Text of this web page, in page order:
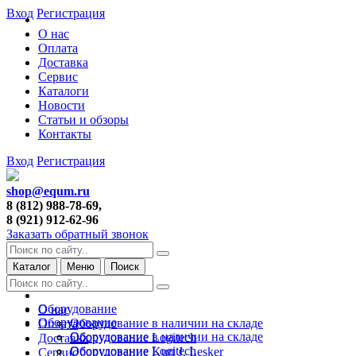
О нас
Оплата
Доставка
Сервис
Каталоги
Новости
Статьи и обзоры
Контакты
Вход Регистрация
Вход Регистрация
shop@equm.ru
8 (812) 988-78-69,
8 (921) 912-62-96
Заказать обратный звонок
Каталог Меню Поиск
О нас
Оплата
Доставка
Сервис
Оборудование
Оборудование в наличии на складе
Оборудование Logitech
Оборудование Kurt J. Lesker
Оборудование
Оборудование в наличии на складе
Оборудование Logitech